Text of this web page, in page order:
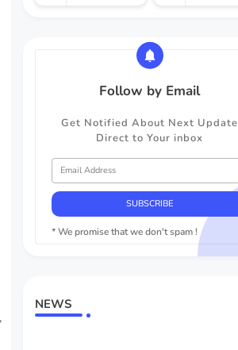
Follow by Email
Get Notified About Next Update
Direct to Your inbox
* We promise that we don't spam !
NEWS